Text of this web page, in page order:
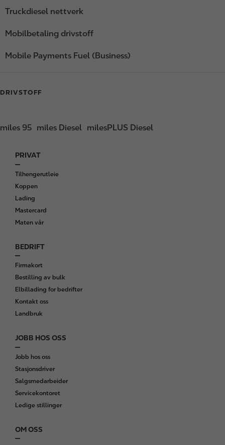
Truckdiesel nettverk
Mobilbetaling drivstoff
Mobile Payments Fuel (Business)
DRIVSTOFF
miles 95 miles Diesel milesPLUS Diesel
F
o
o
t
e
r
PRIVAT
Tilhengerutleie
Koppen
Lading
Mastercard
Maten vår
BEDRIFT
Firmakort
Bestilling av bulk
Elbillading for bedrifter
Kontakt oss
Landbruk
JOBB HOS OSS
Jobb hos oss
Stasjonsdriver
Salgsmedarbeider
Servicekontoret
Ledige stillinger
OM OSS